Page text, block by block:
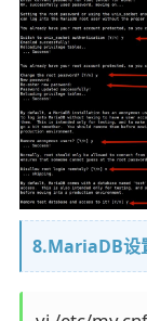
8.MariaDB设